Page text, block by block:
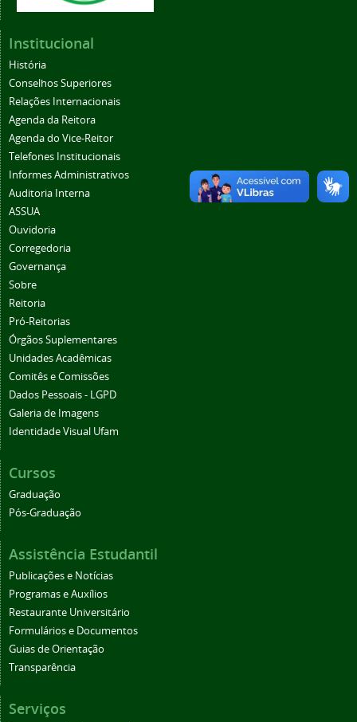
Institucional
História
Conselhos Superiores
Relações Internacionais
Agenda da Reitora
Agenda do Vice-Reitor
Telefones Institucionais
Informes Administrativos
Auditoria Interna
ASSUA
Ouvidoria
Corregedoria
Governança
Sobre
Reitoria
Pró-Reitorias
Órgãos Suplementares
Unidades Acadêmicas
Comitês e Comissões
Dados Pessoais - LGPD
Galeria de Imagens
Identidade Visual Ufam
Cursos
Graduação
Pós-Graduação
Assistência Estudantil
Publicações e Notícias
Programas e Auxílios
Restaurante Universitário
Formulários e Documentos
Guias de Orientação
Transparência
Serviços